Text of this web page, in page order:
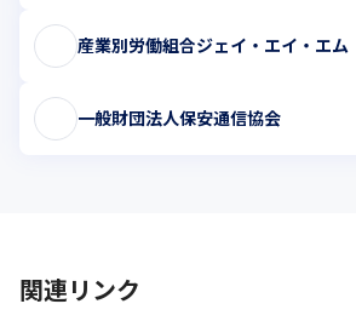
産業別労働組合ジェイ・エイ・エム
一般財団法人保安通信協会
関連リンク